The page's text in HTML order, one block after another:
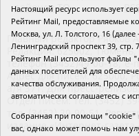
районов ТО
Главный редактор Рябков
Редакция: 625002,
телефон (3452)49-00-18, e-
Адрес для писем: 625000,
а/я 371. Для пресс-
Отдел писем: тел. (3452)
тел. (3452) 39-90-51.
издание «Интернет-
Настоящий ресурс использует
Рейтинг Mail, предоставляемые
Москва, ул. Л. Толстого, 16
Ленинградский проспект 39,
Рейтинг Mail используют файлы
данных посетителей для
качества обслуживания.
автоматически соглашаетесь с
Собранная при помощи "cookie"
вас, однако может помочь нам